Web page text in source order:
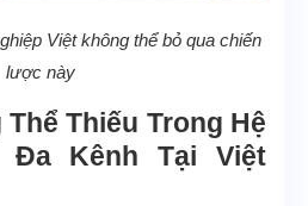
Việt không thể bỏ qua chiến
lược này
Thiếu Trong Hệ
Đa Kênh Tại Việt